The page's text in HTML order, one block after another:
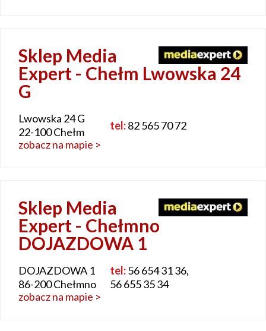
Sklep Media
Expert - Chełm Lwowska 24
G
Lwowska 24 G
22-100 Chełm
tel:82 565 70 72
zobacz na mapie >
Sklep Media
Expert - Chełmno
DOJAZDOWA 1
DOJAZDOWA 1
86-200 Chełmno
tel:56 654 31 36,
56 655 35 34
zobacz na mapie >